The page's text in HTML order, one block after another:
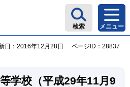
検索 メニュー
日：2016年12月28日 ページID：28837
学校（平成29年11月9